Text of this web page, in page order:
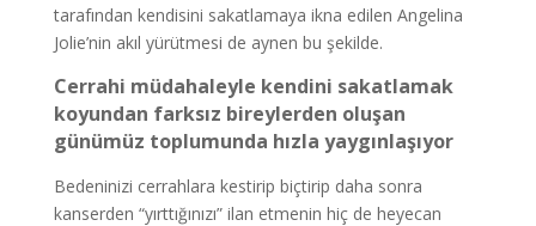
tarafından kendisini sakatlamaya ikna edilen Angelina
Jolie’nin akıl yürütmesi de aynen bu şekilde.
Cerrahi müdahaleyle kendini sakatlamak
koyundan farksız bireylerden oluşan
günümüz toplumunda hızla yaygınlaşıyor
Bedeninizi cerrahlara kestirip biçtirip daha sonra
kanserden “yırttığınızı” ilan etmenin hiç de heyecan